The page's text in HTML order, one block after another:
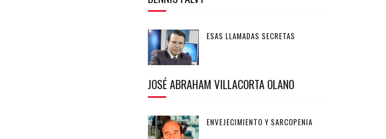
ESAS LLAMADAS SECRETAS
JOSÉ ABRAHAM VILLACORTA OLANO
ENVEJECIMIENTO Y SARCOPENIA